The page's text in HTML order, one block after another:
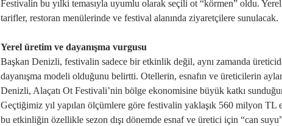
Festivalin bu yılki temasıyla uyumlu olarak seçili ot “körmen” oldu.
tarifler, restoran menülerinde ve festival alanında ziyaretçilere sunulacak.
Yerel üretim ve dayanışma vurgusu
Başkan Denizli, festivalin sadece bir etkinlik değil, aynı zamanda
dayanışma modeli olduğunu belirtti. Otellerin, esnafın ve üreticilerin aylar
Denizli, Alaçatı Ot Festivali’nin bölge ekonomisine büyük katkı
Geçtiğimiz yıl yapılan ölçümlere göre festivalin yaklaşık 560 milyon
bu etkinliğin özellikle sezon dışı dönemde esnaf ve üretici için “can